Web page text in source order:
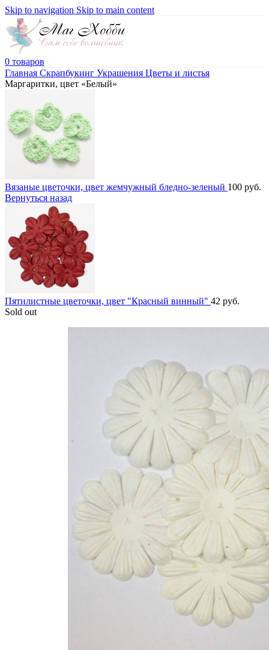
Skip to navigation Skip to main content
0 товаров
Главная Скрапбукинг Украшения Цветы и листья
Маргаритки, цвет «Белый»
Вязаные цветочки, цвет жемчужный бледно-зеленый 100 руб.
Вернуться назад
Пятилистные цветочки, цвет "Красный винный" 42 руб.
Sold out